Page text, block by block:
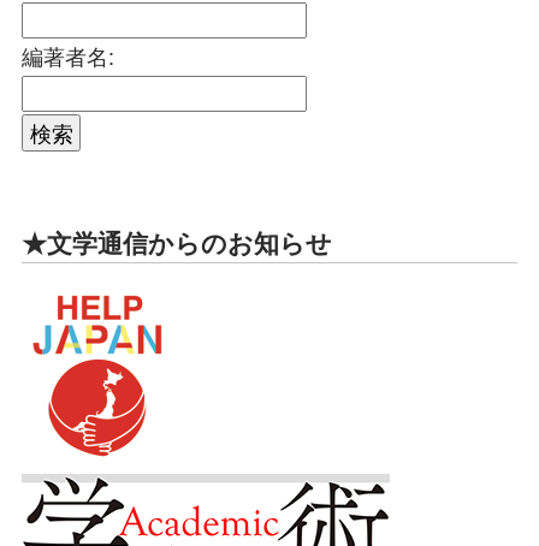
編著者名:
★文学通信からのお知らせ